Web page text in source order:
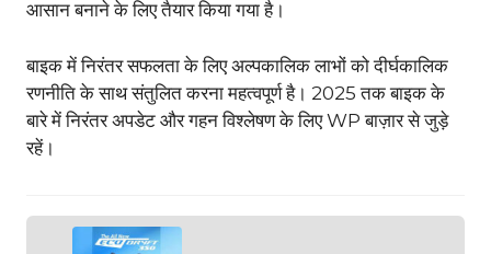
आसान बनाने के लिए तैयार किया गया है।
बाइक में निरंतर सफलता के लिए अल्पकालिक लाभों को दीर्घकालिक
रणनीति के साथ संतुलित करना महत्वपूर्ण है। 2025 तक बाइक के
बारे में निरंतर अपडेट और गहन विश्लेषण के लिए WP बाज़ार से जुड़े
रहें।